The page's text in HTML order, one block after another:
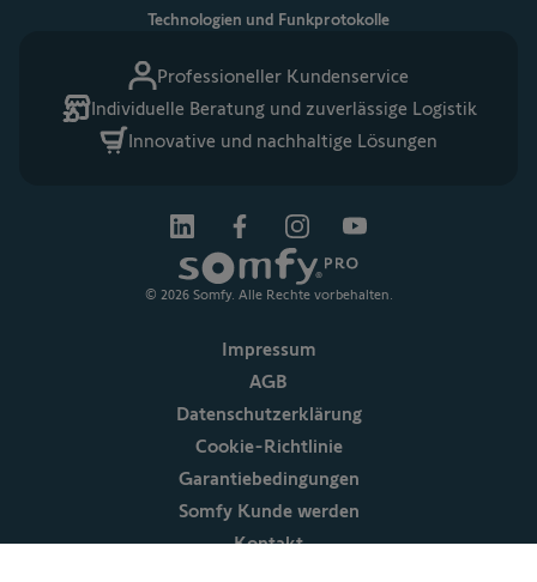
© 2026 Somfy. Alle Rechte vorbehalten.
Professioneller Kundenservice
Individuelle Beratung und zuverlässige Logistik
Innovative und nachhaltige Lösungen
Technologien und Funkprotokolle
Impressum
AGB
Datenschutzerklärung
Cookie-Richtlinie
Garantiebedingungen
Somfy Kunde werden
Kontakt